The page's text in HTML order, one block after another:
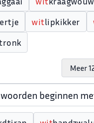
witlipkikker
Meer
beginnen